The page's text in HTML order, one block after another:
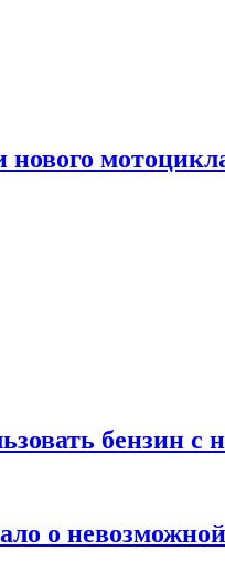
бензин с
о